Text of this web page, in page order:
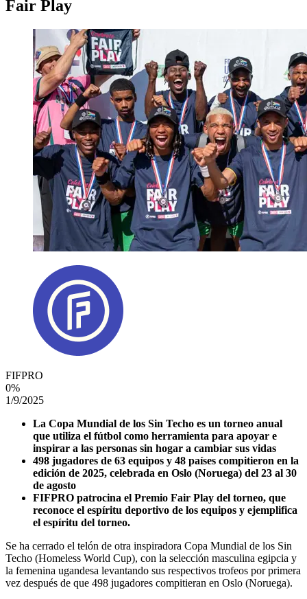
Fair Play
FIFPRO
0%
1/9/2025
La Copa Mundial de los Sin Techo es un torneo anual
que utiliza el fútbol como herramienta para apoyar e
inspirar a las personas sin hogar a cambiar sus vidas
498 jugadores de 63 equipos y 48 países compitieron en la
edición de 2025, celebrada en Oslo (Noruega) del 23 al 30
de agosto
FIFPRO patrocina el Premio Fair Play del torneo, que
reconoce el espíritu deportivo de los equipos y ejemplifica
el espíritu del torneo.
Se ha cerrado el telón de otra inspiradora Copa Mundial de los Sin
Techo (Homeless World Cup), con la selección masculina egipcia y
la femenina ugandesa levantando sus respectivos trofeos por primera
vez después de que 498 jugadores compitieran en Oslo (Noruega).